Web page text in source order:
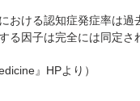
おける認知症発症率は過
る因子は完全には同定さ
』HPより）